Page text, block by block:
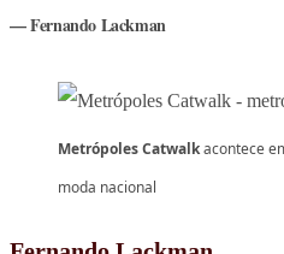
Fernando Lackman
Metrópoles Catwalkacontece
moda nacional